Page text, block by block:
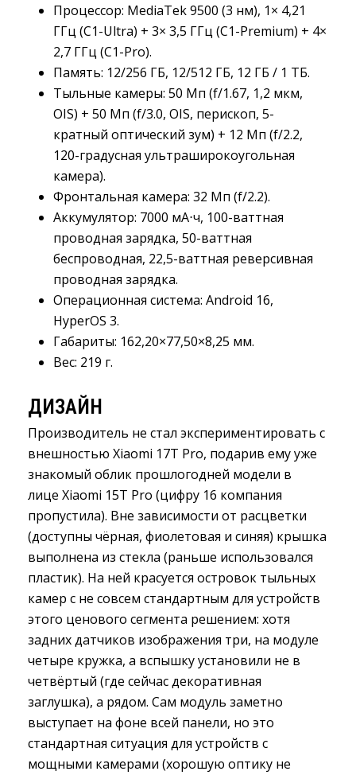
Процессор: MediaTek 9500 (3 нм), 1× 4,21
ГГц (C1-Ultra) + 3× 3,5 ГГц (C1-Premium) + 4×
2,7 ГГц (C1-Pro).
Память: 12/256 ГБ, 12/512 ГБ, 12 ГБ / 1 ТБ.
Тыльные камеры: 50 Мп (f/1.67, 1,2 мкм,
OIS) + 50 Мп (f/3.0, OIS, перископ, 5-
кратный оптический зум) + 12 Мп (f/2.2,
120-градусная ультраширокоугольная
камера).
Фронтальная камера: 32 Мп (f/2.2).
Аккумулятор: 7000 мА⋅ч, 100-ваттная
проводная зарядка, 50-ваттная
беспроводная, 22,5-ваттная реверсивная
проводная зарядка.
Операционная система: Android 16,
HyperOS 3.
Габариты: 162,20×77,50×8,25 мм.
Вес: 219 г.
ДИЗАЙН
Производитель не стал экспериментировать с
внешностью Xiaomi 17T Pro, подарив ему уже
знакомый облик прошлогодней модели в
лице Xiaomi 15T Pro (цифру 16 компания
пропустила). Вне зависимости от расцветки
(доступны чёрная, фиолетовая и синяя) крышка
выполнена из стекла (раньше использовался
пластик). На ней красуется островок тыльных
камер с не совсем стандартным для устройств
этого ценового сегмента решением: хотя
задних датчиков изображения три, на модуле
четыре кружка, а вспышку установили не в
четвёртый (где сейчас декоративная
заглушка), а рядом. Сам модуль заметно
выступает на фоне всей панели, но это
стандартная ситуация для устройств с
мощными камерами (хорошую оптику не